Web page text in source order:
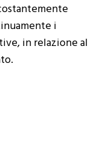
i
in relazione al